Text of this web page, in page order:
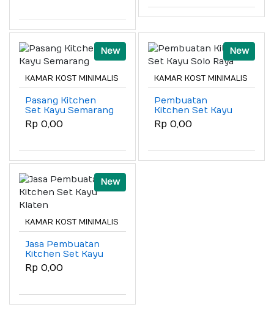
New
KAMAR KOST MINIMALIS
Pasang Kitchen
Set Kayu Semarang
Rp 0,00
New
KAMAR KOST MINIMALIS
Pembuatan
Kitchen Set Kayu
Solo Raya
Rp 0,00
New
KAMAR KOST MINIMALIS
Jasa Pembuatan
Kitchen Set Kayu
Klaten
Rp 0,00